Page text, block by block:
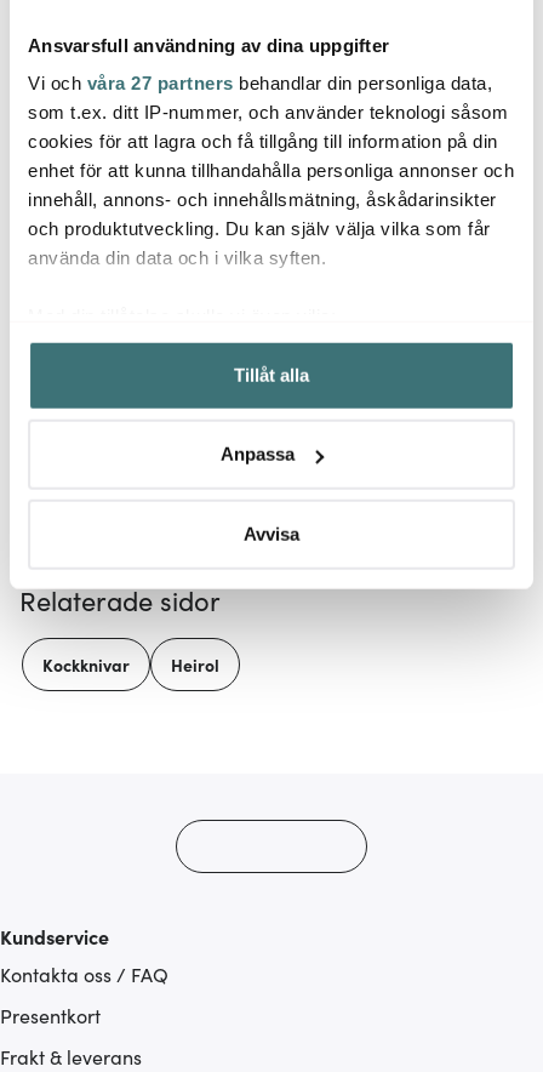
Ansvarsfull användning av dina uppgifter
Vi och våra 27 partners behandlar din personliga data,
som t.ex. ditt IP-nummer, och använder teknologi såsom
cookies för att lagra och få tillgång till information på din
enhet för att kunna tillhandahålla personliga annonser och
innehåll, annons- och innehållsmätning, åskådarinsikter
och produktutveckling. Du kan själv välja vilka som får
använda din data och i vilka syften.
Samla in information om din geografiska plats som
kan ha en noggrannhet på upp till flera meter
Identifiera din enhet genom att aktivt skanna den för
Ta reda på mer om hur dina personliga uppgifter
Du kan ändra eller dra tillbaka ditt samtycke när som
Vi använder cookies för att innehållet och annonserna
ska anpassas efter det som vi tror att du tycker om. Det
gör också att vi kan analysera vår trafik och göra
Tillåt alla
Anpassa
Avvisa
Heirol
Stekspade hålad Bok
234 kr
Heirol
Träslev 30 cm olivträ
239 kr
Låt dig inspireras av våra kunder
Relaterade sidor
Kockknivar Heirol
Kundservice
Kontakta oss / FAQ
Presentkort
Frakt & leverans